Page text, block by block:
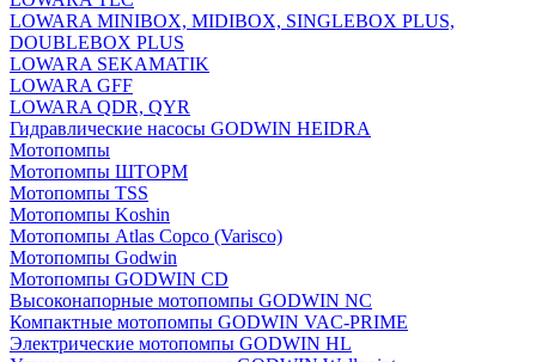
LOWARA MINIBOX, MIDIBOX, SINGLEBOX PLUS,
DOUBLEBOX PLUS
LOWARA SEKAMATIK
LOWARA GFF
LOWARA QDR, QYR
Гидравлические насосы GODWIN HEIDRA
Мотопомпы
Мотопомпы ШТОРМ
Мотопомпы TSS
Мотопомпы Koshin
Мотопомпы Atlas Copco (Varisco)
Мотопомпы Godwin
Мотопомпы GODWIN CD
Высоконапорные мотопомпы GODWIN NC
Компактные мотопомпы GODWIN VAC-PRIME
Электрические мотопомпы GODWIN HL